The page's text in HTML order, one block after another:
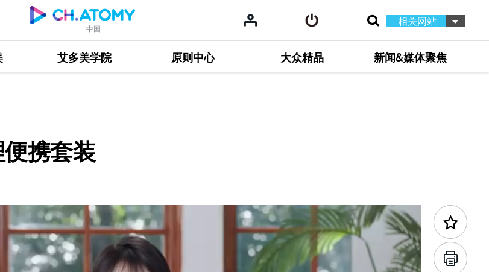
中国 相关网站
艾多美学院 原则中心 大众精品 新闻&媒体聚焦
携套装